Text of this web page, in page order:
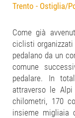
Trento - Ostiglia/
Come già
ciclisti organizzati
pedalano da un
comune
pedalare. In
attraverso le
chilometri, 170
insieme migliaia